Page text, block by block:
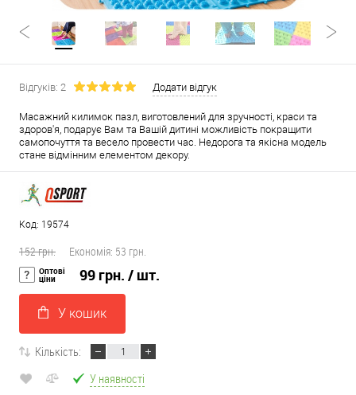
Відгуків: 2 Додати відгук
Масажний килимок пазл, виготовлений для зручності, краси та
здоров'я, подарує Вам та Вашій дитині можливість покращити
самопочуття та весело провести час. Недорога та якісна модель
стане відмінним елементом декору.
Код: 19574
152 грн. Економія: 53 грн.
Оптові
ціни 99 грн. / шт.
У кошик
Кількість:
У наявності